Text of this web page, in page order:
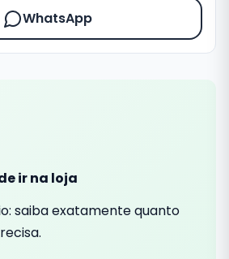
WhatsApp
ir na loja
saiba exatamente quanto